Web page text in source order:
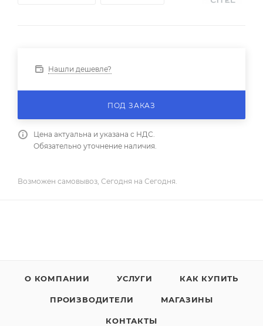
Нашли дешевле?
ПОД ЗАКАЗ
Цена актуальна и указана с НДС.
Обязательно уточнение наличия.
Возможен самовывоз, Сегодня на Сегодня.
О КОМПАНИИ УСЛУГИ КАК КУПИТЬ
ПРОИЗВОДИТЕЛИ МАГАЗИНЫ
КОНТАКТЫ